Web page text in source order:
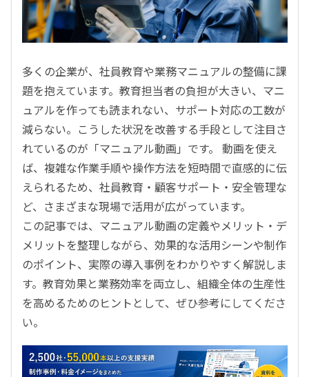
多くの企業が、社員教育や業務マニュアルの整備に課
題を抱えています。教育担当者の負担が大きい、マニ
ュアルを作っても読まれない、サポート対応の工数が
減らない。こうした状況を改善する手段として注目さ
れているのが「マニュアル動画」です。 動画を使え
ば、複雑な作業手順や操作方法を短時間で直感的に伝
えられるため、社員教育・顧客サポート・安全管理な
ど、さまざまな現場で活用が広がっています。
この記事では、マニュアル動画の定義やメリット・デ
メリットを整理しながら、効果的な活用シーンや制作
のポイント、実際の導入事例をわかりやすく解説しま
す。教育効果と業務効率を両立し、組織全体の生産性
を高めるためのヒントとして、ぜひ参考にしてくださ
い。